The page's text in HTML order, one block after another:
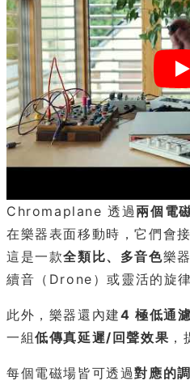
Chromaplane 透過 兩個電
在樂器表面移動時，它們會
這是一款全類比、多音色樂
續音（Drone）或靈活的旋律
此外，樂器還內建4 極低通
一組低傳真延遲/回聲效果
每個電磁場皆可透過對應的